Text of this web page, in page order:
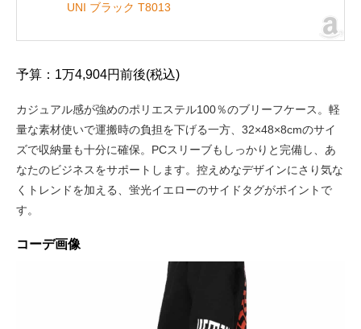
UNI ブラック T8013
予算：1万4,904円前後(税込)
カジュアル感が強めのポリエステル100％のブリーフケース。軽
量な素材使いで運搬時の負担を下げる一方、32×48×8cmのサイ
ズで収納量も十分に確保。PCスリーブもしっかりと完備し、あ
なたのビジネスをサポートします。控えめなデザインにさり気な
くトレンドを加える、蛍光イエローのサイドタグがポイントで
す。
コーデ画像